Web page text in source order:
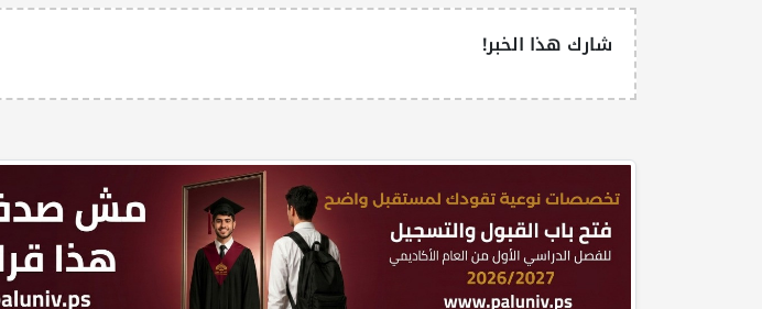
شارك هذا الخبر!